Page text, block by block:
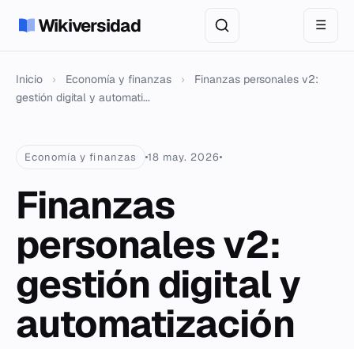
Wikiversidad ☰
Inicio › Economía y finanzas ›
Finanzas personales v2:
gestión digital y automati...
Economía y finanzas 18 may. 2026
Finanzas
personales v2:
gestión digital y
automatización